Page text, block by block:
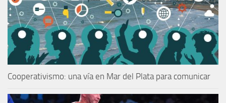
Cooperativismo: una vía en Mar del Plata para comunicar